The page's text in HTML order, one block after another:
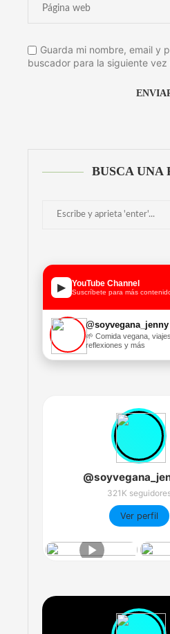
Guarda mi nombre, email y
buscador para la siguiente
BUSCA UNA
▶ YouTube Channel
Suscríbete para más
@soyvegana_jenny
🌱 Comida vegana, viajes,
reflexiones y más
321K
Ver perfil